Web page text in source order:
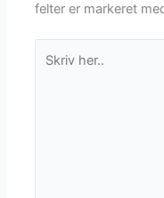
felter er markeret
her..